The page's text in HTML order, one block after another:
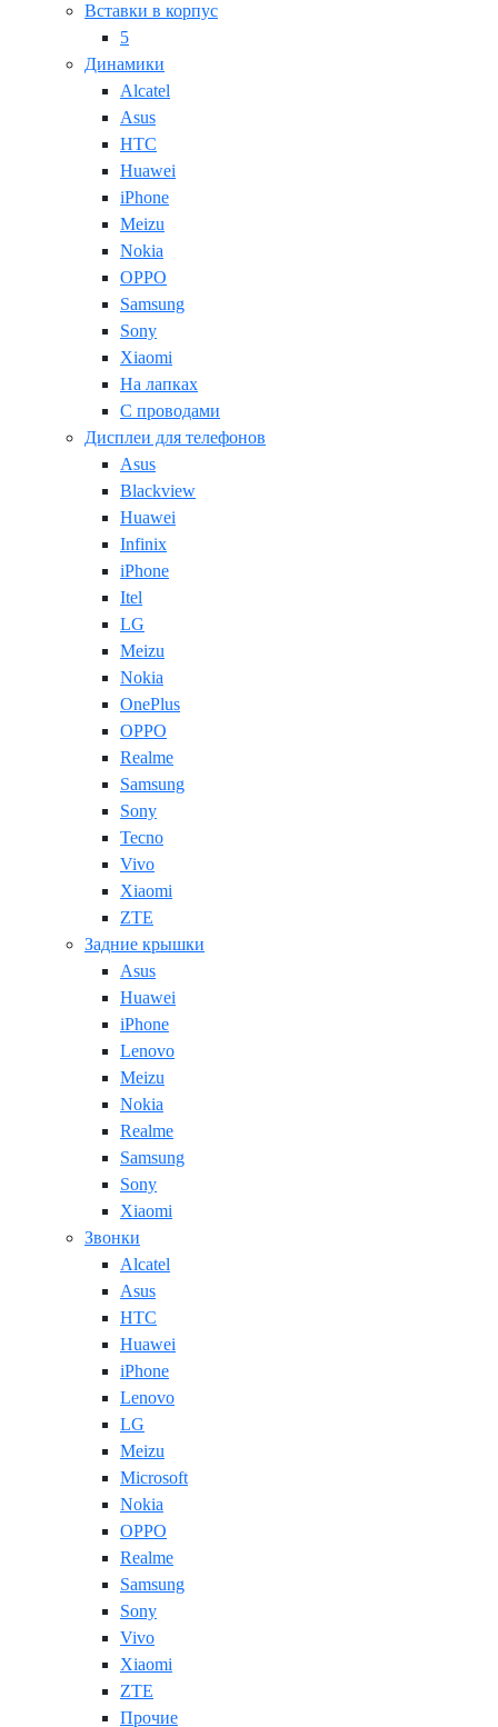
Вставки в корпус
5
Динамики
Alcatel
Asus
HTC
Huawei
iPhone
Meizu
Nokia
OPPO
Samsung
Sony
Xiaomi
На лапках
С проводами
Дисплеи для телефонов
Asus
Blackview
Huawei
Infinix
iPhone
Itel
LG
Meizu
Nokia
OnePlus
OPPO
Realme
Samsung
Sony
Tecno
Vivo
Xiaomi
ZTE
Задние крышки
Asus
Huawei
iPhone
Lenovo
Meizu
Nokia
Realme
Samsung
Sony
Xiaomi
Звонки
Alcatel
Asus
HTC
Huawei
iPhone
Lenovo
LG
Meizu
Microsoft
Nokia
OPPO
Realme
Samsung
Sony
Vivo
Xiaomi
ZTE
Прочие